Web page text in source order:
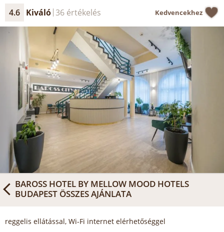
4.6 Kiváló 36 értékelés Kedvencekhez
BAROSS HOTEL BY MELLOW MOOD HOTELS
BUDAPEST ÖSSZES AJÁNLATA
reggelis ellátással, Wi-Fi internet elérhetőséggel